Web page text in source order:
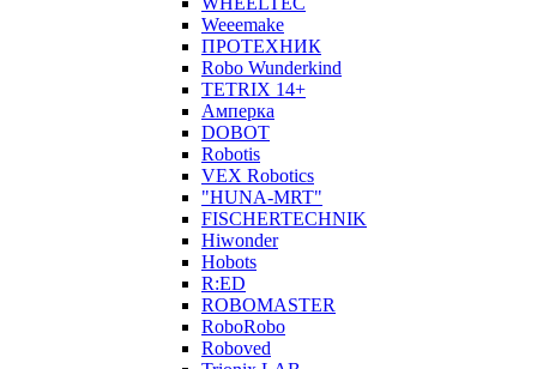
Weeemake
ПРОТЕХНИК
Robo Wunderkind
TETRIX 14+
Амперка
DOBOT
Robotis
VEX Robotics
"HUNA-MRT"
FISCHERTECHNIK
Hiwonder
Hobots
R:ED
ROBOMASTER
RoboRobo
Roboved